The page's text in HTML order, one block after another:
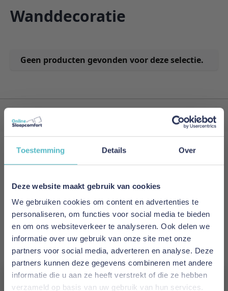
Toestemming Details Over
Deze website maakt gebruik van cookies
We gebruiken cookies om content en advertenties te
personaliseren, om functies voor social media te bieden
en om ons websiteverkeer te analyseren. Ook delen we
informatie over uw gebruik van onze site met onze
partners voor social media, adverteren en analyse. Deze
partners kunnen deze gegevens combineren met andere
informatie die u aan ze heeft verstrekt of die ze hebben
verzameld op basis van uw gebruik van hun services.
Wanddecoratie
Geen producten gevonden voor deze selectie.
Schrijf je in voor onze nieuwsbrief!
en ontvang als eerste de nieuwste artikelen.
E-mailadres
Inschrijven
This form is protected by reCAPTCHA - the Google Privacy
and Terms of Service apply.